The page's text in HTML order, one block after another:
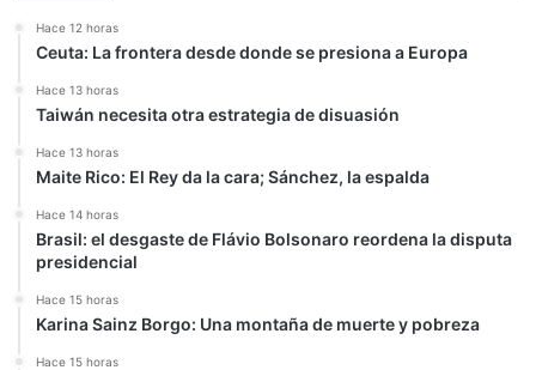
Hace 12 horas
Ceuta: La frontera desde donde se presiona a Europa
Hace 13 horas
Taiwán necesita otra estrategia de disuasión
Hace 13 horas
Maite Rico: El Rey da la cara; Sánchez, la espalda
Hace 14 horas
Brasil: el desgaste de Flávio Bolsonaro reordena la disputa
presidencial
Hace 15 horas
Karina Sainz Borgo: Una montaña de muerte y pobreza
Hace 15 horas